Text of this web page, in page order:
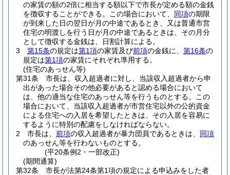
の家賃の額の2倍に相当する額以下で市長が定める額の金銭
を徴収することができる。
この場合において、 同項の期限
が到来した日の翌日が月の中途であるとき、又は普通市営
住宅の明渡しを行う日が月の中途であるときは、その月分
として徴収する金銭は、日割計算による。
3
第15条の規定は第1項の家賃及び前項の金銭に、 第16条の
規定は第1項の家賃にそれぞれ準用する。
(住宅のあっせん等)
第31条
市長は、収入超過者に対し、当該収入超過者から申
出があった場合その他必要があると認める場合において
は、他の適当な住宅のあっせん等を行うものとする。
この
場合において、当該収入超過者が市営住宅以外の公的資金
による住宅への入居を希望したときは、その入居を容易に
するように特別の配慮をしなければならない。
2
市長は、 前項の収入超過者が暴力団員であるときは、 同項
のあっせん等を行わないものとする。
(平20条例2・一部改正)
(期間通算)
第32条
市長が法第24条第1項の規定による申込みをした者